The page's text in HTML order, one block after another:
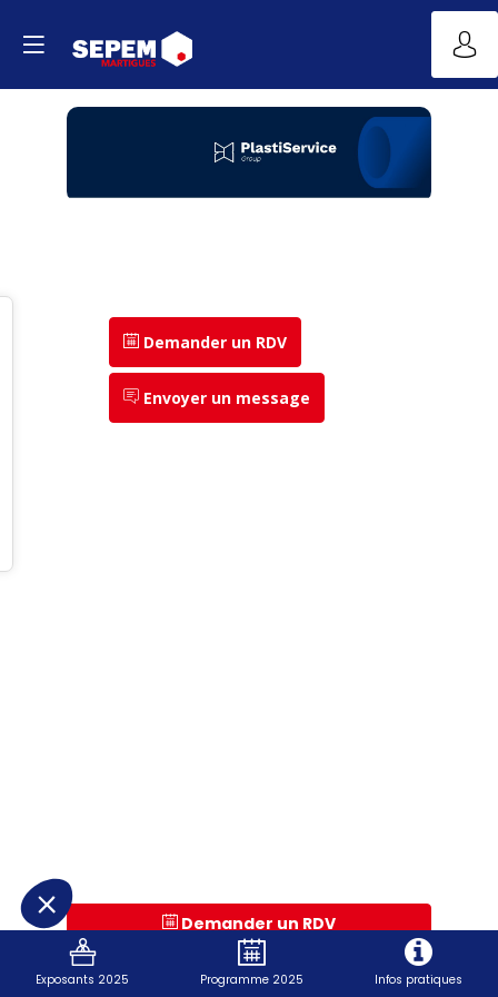
Demander un RDV
Envoyer un message
Demander un RDV
Envoyer un message
Exposants 2025 Programme 2025 Infos pratiques